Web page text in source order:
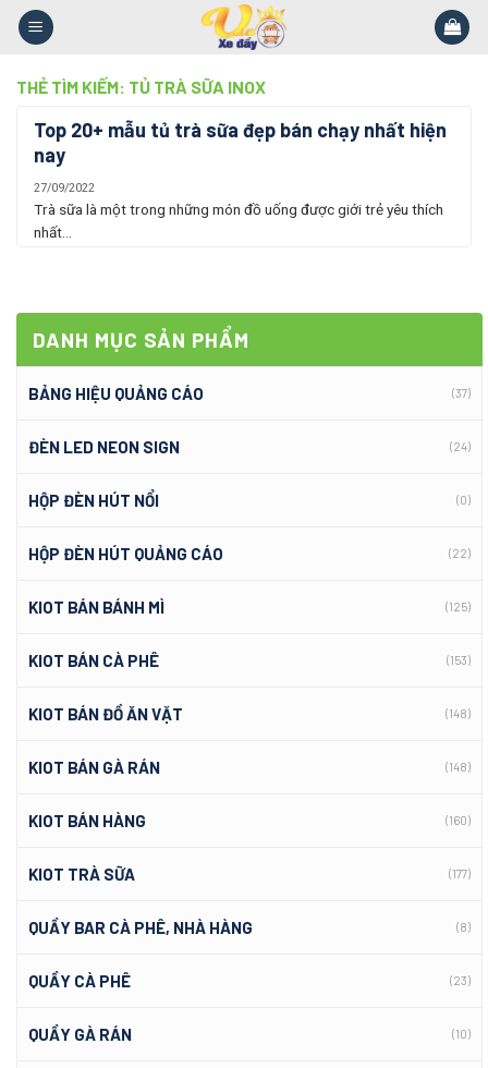
Skip
THẺ TÌM KIẾM: TỦ TRÀ SỮA INOX
DANH MỤC SẢN PHẨM
BẢNG HIỆU QUẢNG CÁO (37)
ĐÈN LED NEON SIGN (24)
HỘP ĐÈN HÚT NỔI (0)
HỘP ĐÈN HÚT QUẢNG CÁO (22)
KIOT BÁN BÁNH MÌ (125)
KIOT BÁN CÀ PHÊ (153)
KIOT BÁN ĐỒ ĂN VẶT (148)
KIOT BÁN GÀ RÁN (148)
KIOT BÁN HÀNG (160)
KIOT TRÀ SỮA (177)
QUẦY BAR CÀ PHÊ, NHÀ HÀNG (8)
QUẦY CÀ PHÊ (23)
QUẦY GÀ RÁN (10)
Top 20+ mẫu tủ trà sữa đẹp bán chạy nhất hiện
nay
27/09/2022
Trà sữa là một trong những món đồ uống được giới trẻ yêu thích
nhất...